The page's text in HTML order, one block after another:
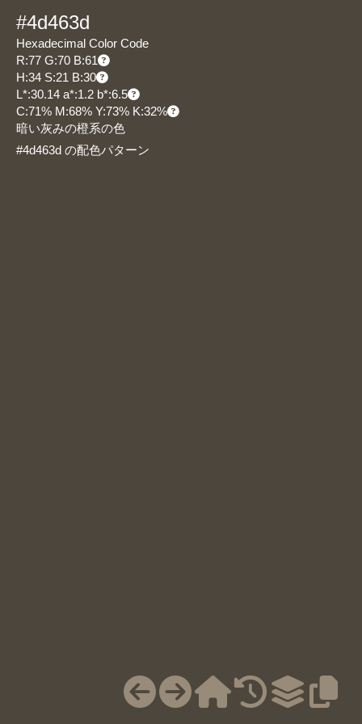
#4d463d
Hexadecimal Color Code
R:77 G:70 B:61
H:34 S:21 B:30
L*:30.14 a*:1.2 b*:6.5
C:71% M:68% Y:73% K:32%
暗い灰みの橙系の色
#4d463d の配色パターン